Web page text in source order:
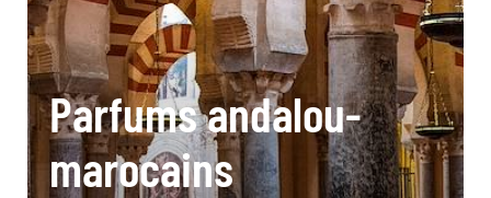
Parfums andalou-
marocains